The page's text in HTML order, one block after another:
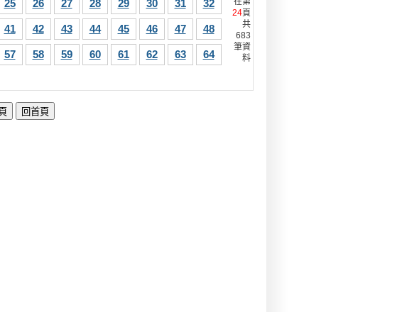
25 26 27 28 29 30 31 32
41 42 43 44 45 46 47 48
57 58 59 60 61 62 63 64
24頁
共
683
筆資
料